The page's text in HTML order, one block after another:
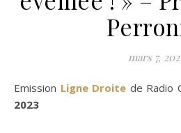
mars 7,
Emission Ligne Droite de Radio
2023